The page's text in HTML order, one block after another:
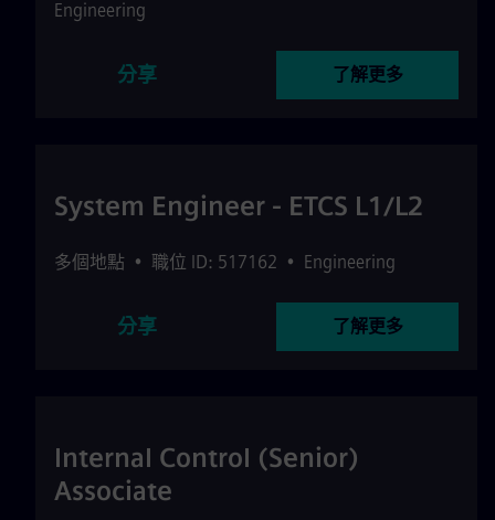
Engineering
分享 了解更多
System Engineer - ETCS L1/L2
多個地點 • 職位 ID: 517162 • Engineering
分享 了解更多
Internal Control (Senior)
Associate